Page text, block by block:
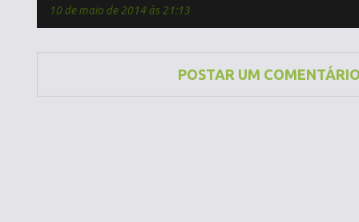
10 de maio de 2014 às 21:13
POSTAR UM